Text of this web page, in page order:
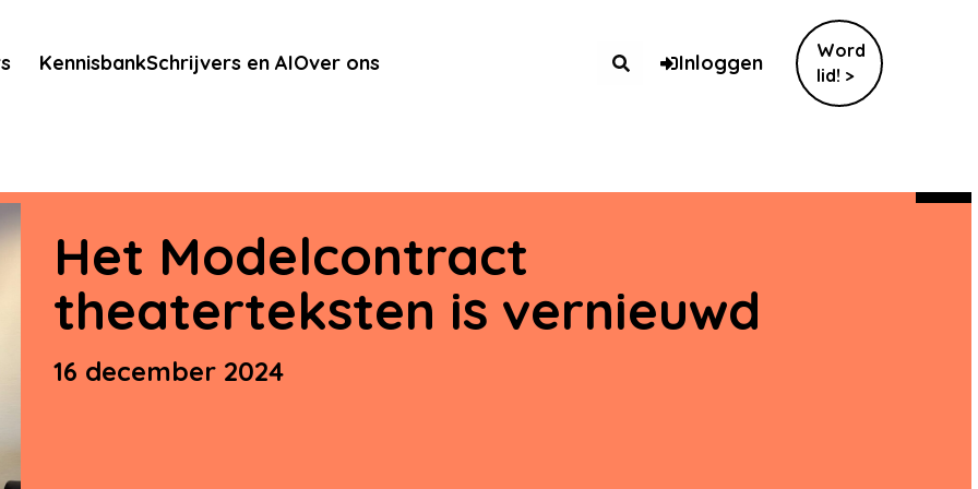
KennisbankSchrijvers en AIOver ons Inloggen
Word
lid! >
Het Modelcontract
theaterteksten is vernieuwd
16 december 2024